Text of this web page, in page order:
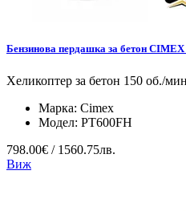
Бензинова пердашка за бетон
Хеликоптер за бетон 150 об./мин
Марка: Cimex
Модел: PT600FH
798.00€ / 1560.75лв.
Виж